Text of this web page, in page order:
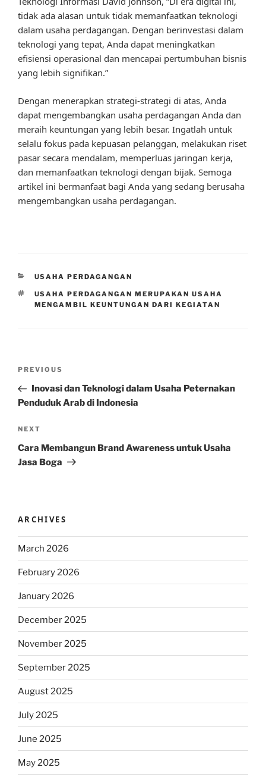
tidak ada alasan untuk tidak memanfaatkan teknologi
dalam usaha perdagangan. Dengan berinvestasi dalam
teknologi yang tepat, Anda dapat meningkatkan
efisiensi operasional dan mencapai pertumbuhan bisnis
yang lebih signifikan.”
Dengan menerapkan strategi-strategi di atas, Anda
dapat mengembangkan usaha perdagangan Anda dan
meraih keuntungan yang lebih besar. Ingatlah untuk
selalu fokus pada kepuasan pelanggan, melakukan riset
pasar secara mendalam, memperluas jaringan kerja,
dan memanfaatkan teknologi dengan bijak. Semoga
artikel ini bermanfaat bagi Anda yang sedang berusaha
mengembangkan usaha perdagangan.
CATEGORIES
USAHA PERDAGANGAN
TAGS
USAHA PERDAGANGAN MERUPAKAN USAHA
MENGAMBIL KEUNTUNGAN DARI KEGIATAN
Previous
Post
PREVIOUS
Inovasi dan Teknologi dalam Usaha Peternakan
Penduduk Arab di Indonesia
Next
Post
NEXT
Cara Membangun Brand Awareness untuk Usaha
Jasa Boga
ARCHIVES
March 2026
February 2026
January 2026
December 2025
November 2025
September 2025
August 2025
July 2025
June 2025
May 2025